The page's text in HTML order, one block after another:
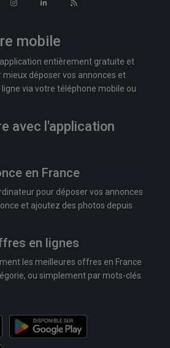
mobile
entièrement gratuite et
déposer vos annonces et
via votre téléphone mobile ou
avec l'application
en France
pour déposer vos annonces
et ajoutez des photos depuis
en lignes
les meilleures offres en France
ou simplement par mots-clés.